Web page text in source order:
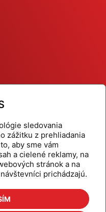
sledovania
zážitku z prehliadania
aby sme vám
a cielené reklamy, na
stránok a na
prichádzajú.
šikovné tipy